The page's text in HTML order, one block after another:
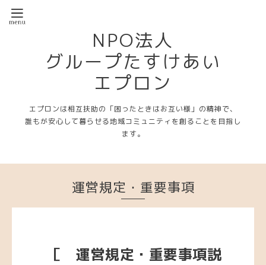
NPO法人
グループたすけあい
エプロン
エプロンは相互扶助の「困ったときはお互い様」の精神で、
誰もが安心して暮らせる地域コミュニティを創ることを目指し
ます。
運営規定・重要事項
［ 運営規定・重要事項説